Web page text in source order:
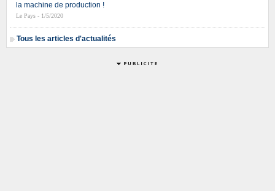
la machine de production !
Le Pays - 1/5/2020
Tous les articles d'actualités